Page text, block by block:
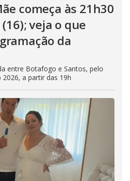
começa às 21h30
veja o que
da
entre Botafogo e Santos, pelo
a partir das 19h